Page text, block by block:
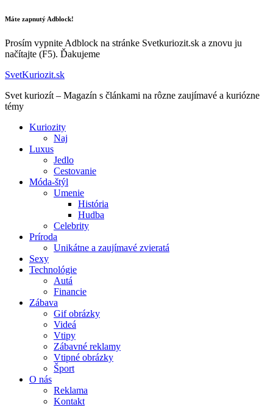
Máte zapnutý Adblock!
Prosím vypnite Adblock na stránke Svetkuriozit.sk a znovu ju
načítajte (F5). Ďakujeme
SvetKuriozit.sk
Svet kuriozít – Magazín s článkami na rôzne zaujímavé a kuriózne
témy
Kuriozity
Naj
Luxus
Jedlo
Cestovanie
Móda-štýl
Umenie
História
Hudba
Celebrity
Príroda
Unikátne a zaujímavé zvieratá
Sexy
Technológie
Autá
Financie
Zábava
Gif obrázky
Videá
Vtipy
Zábavné reklamy
Vtipné obrázky
Šport
O nás
Reklama
Kontakt